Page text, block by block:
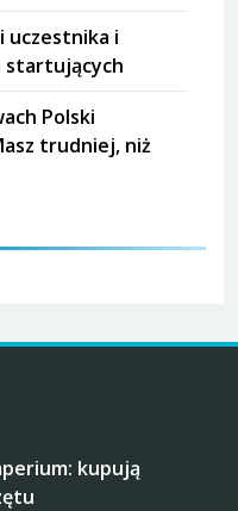
uczestnika i
startujących
Polski
trudniej, niż
kupują